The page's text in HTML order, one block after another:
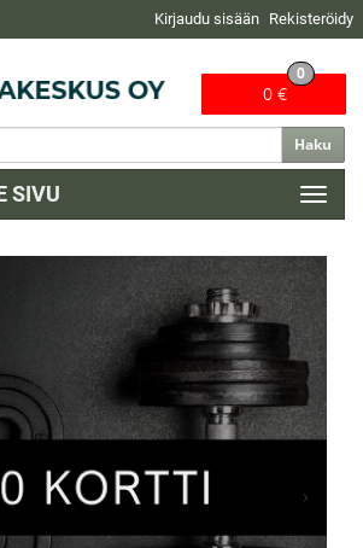
Kirjaudu sisään Rekisteröidy
0 €
0
Haku
SIVU